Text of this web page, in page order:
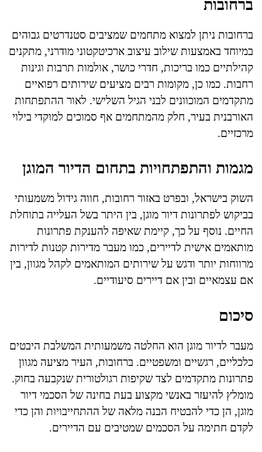
ברחובות
ברחובות ניתן למצוא מתחמים שמציבים סטנדרטים גבוהים
במיוחד באמצעות שילוב עיצוב ארכיטקטוני מודרני, מתקנים
קהילתיים כמו בריכות, חדרי כושר, אולמות תרבות וגינות
רחבות. כמו כן, מקומות רבים מציעים שירותים רפואיים
מתקדמים המוכוונים לבני הגיל השלישי. לאור ההתפתחות
האורבנית בעיר, חלק מהמתחמים אף סמוכים למוקדי בילוי
מרכזיים.
מגמות והתפתחויות בתחום הדיור המוגן
השוק בישראל, ובפרט באזור רחובות, חווה גידול משמעותי
בביקוש לפתרונות דיור מוגן, בין היתר בשל העלייה בתוחלת
החיים. נוסף על כך, קיימת שאיפה להענקת פתרונות
מותאמים אישית לדיירים, כמו מעבר מדירות קטנות לדירות
מרווחות יותר ודגש על שירותים המותאמים לקהל מגוון, בין
אם עצמאיים ובין אם דיירים סיעודיים.
סיכום
מעבר לדיור מוגן הוא החלטה משמעותית המשלבת היבטים
כלכליים, רגשיים ומשפטיים. ברחובות, העיר מציעה מגוון
פתרונות מתקדמים לצד שקיפות רגולטורית שנקבעה בחוק.
מומלץ להיעזר באנשי מקצוע בעת בחינה של הסכמי דיור
מוגן, הן כדי להבטיח הבנה מלאה של ההתחייבויות והן כדי
לקדם חתימה על הסכמים שמטיבים עם הדיירים.